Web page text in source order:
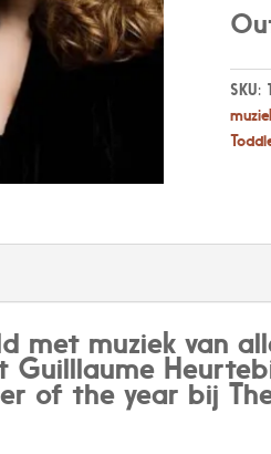
SKU:
met muziek van
Guilllaume
of the year bij